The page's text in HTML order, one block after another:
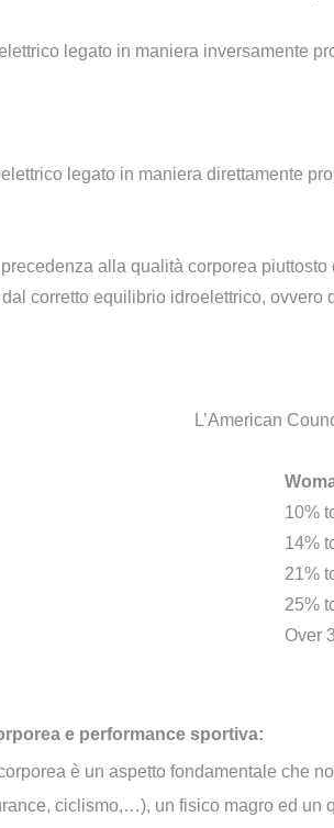
legato in maniera inversamente
legato in maniera direttamente
alla qualità corporea
corretto equilibrio idroelettrico,
L’American
10%
14%
21%
25%
Over
e performance sportiva:
è un aspetto fondamentale che
ciclismo,…), un fisico magro ed